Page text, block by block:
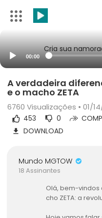
Cria sua
00:00
A verdadeira
e o macho ZETA
6760 Visualizações • 01/
453 0
DOWNLOAD
Mundo MGTOW
18 Assinantes
Olá, bem-vindos
cho ZETA: a